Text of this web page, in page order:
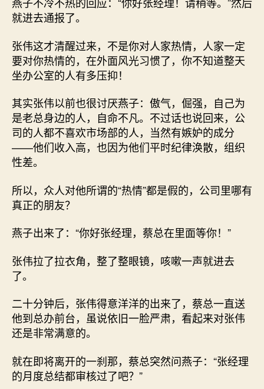
就进去通报了。
张伟这才清醒过来，不是你对人家热情，人家一定
要对你热情的，在外面风光习惯了，你不知道整天
坐办公室的人有多压抑！
其实张伟以前也很讨厌燕子：傲气，倔强，自己为
是老总身边的人，自命不凡。不过话也说回来，公
司的人都不喜欢市场部的人，当然有嫉妒的成分
——他们收入高，也因为他们平时纪律涣散，组织
性差。
所以，众人对他所谓的“热情”都是假的，公司里哪有
真正的朋友？
燕子出来了：“你好张经理，蔡总在里面等你！”
张伟拉了拉衣角，整了整眼镜，咳嗽一声就进去
了。
二十分钟后，张伟得意洋洋的出来了，蔡总一直送
他到总办前台，虽说依旧一脸严肃，看起来对张伟
还是非常满意的。
就在即将离开的一刹那，蔡总突然问燕子：“张经理
的月度总结都审核过了吧？”